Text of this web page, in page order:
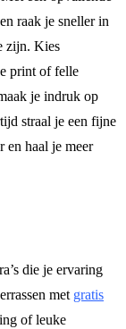
raak je sneller in
zijn. Kies
print of felle
je indruk op
straal je een fijne
en haal je meer
die je ervaring
met gratis
of leuke